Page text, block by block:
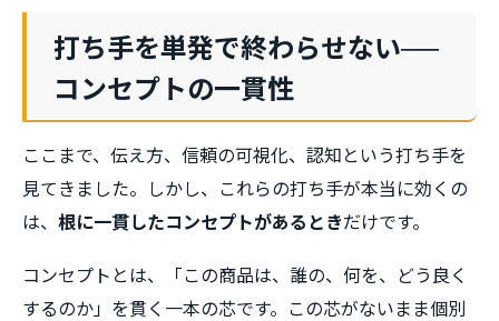
打ち手を単発で終わらせない──
コンセプトの一貫性
ここまで、伝え方、信頼の可視化、認知という打ち手を
見てきました。しかし、これらの打ち手が本当に効くの
は、 根に一貫したコンセプトがあるときだけです。
コンセプトとは、「この商品は、誰の、何を、どう良く
するのか」を貫く一本の芯です。この芯がないまま個別